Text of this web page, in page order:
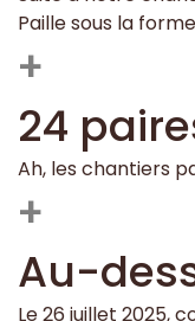
Paille sous la
+
24
Ah, les chantiers
+
Au-
Le 26 juillet 2025,